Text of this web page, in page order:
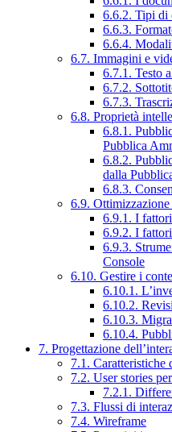
6.6.2. Tipi di
6.6.3.
6.6.4.
6.7. Immagini e
6.7.1. Testo
6.7.2.
6.7.3.
6.8. Proprietà
6.8.1.
Pubblica
6.8.2.
dalla
6.8.3.
6.9.
6.9.1. I fattori
6.9.2. I fattori
6.9.3.
Console
6.10. Gestire i
6.10.1.
6.10.2.
6.10.3.
6.10.4.
7. Progettazione
7.1. Caratteristiche
7.2. User stories
7.2.1.
7.3. Flussi di
7.4. Wireframe